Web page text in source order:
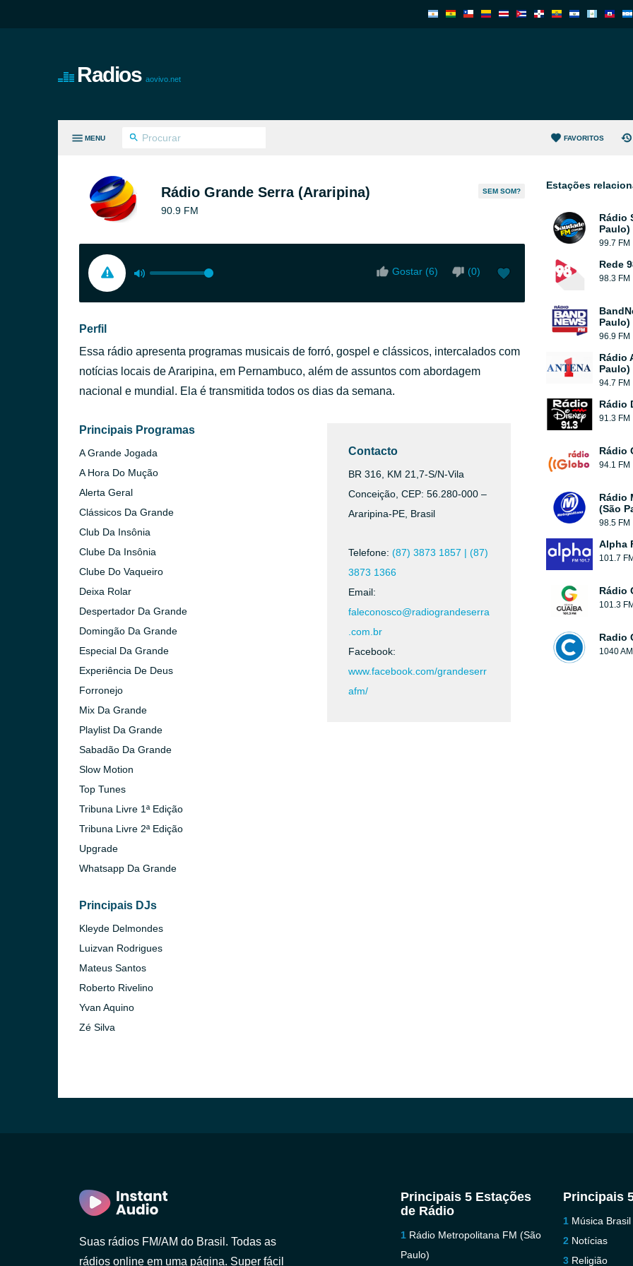
Radios aovivo.net
MENU FAVORITOS
Rádio Grande Serra (Araripina)
90.9 FM
SEM SOM?
Gostar (6) (0)
Perfil
Essa rádio apresenta programas musicais de forró, gospel e clássicos, intercalados com
notícias locais de Araripina, em Pernambuco, além de assuntos com abordagem
nacional e mundial. Ela é transmitida todos os dias da semana.
Principais Programas
A Grande Jogada
A Hora Do Mução
Alerta Geral
Clássicos Da Grande
Club Da Insônia
Clube Da Insônia
Clube Do Vaqueiro
Deixa Rolar
Despertador Da Grande
Domingão Da Grande
Especial Da Grande
Experiência De Deus
Forronejo
Mix Da Grande
Playlist Da Grande
Sabadão Da Grande
Slow Motion
Top Tunes
Tribuna Livre 1ª Edição
Tribuna Livre 2ª Edição
Upgrade
Whatsapp Da Grande
Principais DJs
Kleyde Delmondes
Luizvan Rodrigues
Mateus Santos
Roberto Rivelino
Yvan Aquino
Zé Silva
Contacto
BR 316, KM 21,7-S/N-Vila
Conceição, CEP: 56.280-000 –
Araripina-PE, Brasil
Telefone: (87) 3873 1857 | (87)
3873 1366
Email:
faleconosco@radiograndeserra
.com.br
Facebook:
www.facebook.com/grandeserr
afm/
Estações
Rádio
Paulo)
99.7 FM
Rede
98.3 FM
Paulo)
96.9 FM
Rádio
Paulo)
94.7 FM
Rádio
91.3 FM
Rádio
94.1 FM
Rádio
(São
98.5 FM
Alpha
101.7 FM
Rádio
101.3 FM
Radio
1040 AM
Suas rádios FM/AM do Brasil. Todas as
rádios online em uma página. Super fácil
Principais 5 Estações
de Rádio
Rádio Metropolitana FM (São
Paulo)
Principais
Música Brasil
Notícias
Religião